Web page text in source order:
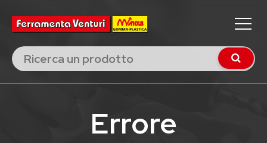
Errore